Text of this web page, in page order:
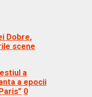
Dobre,
scene
a
a epocii
0